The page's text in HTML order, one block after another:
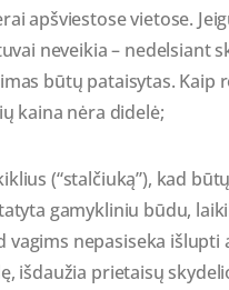
apšviestose vietose.
neveikia – nedelsiant
būtų pataisytas. Kaip
kaina nėra didelė;
(“stalčiuką”), kad
gamykliniu būdu,
nepasiseka
išdaužia prietaisų